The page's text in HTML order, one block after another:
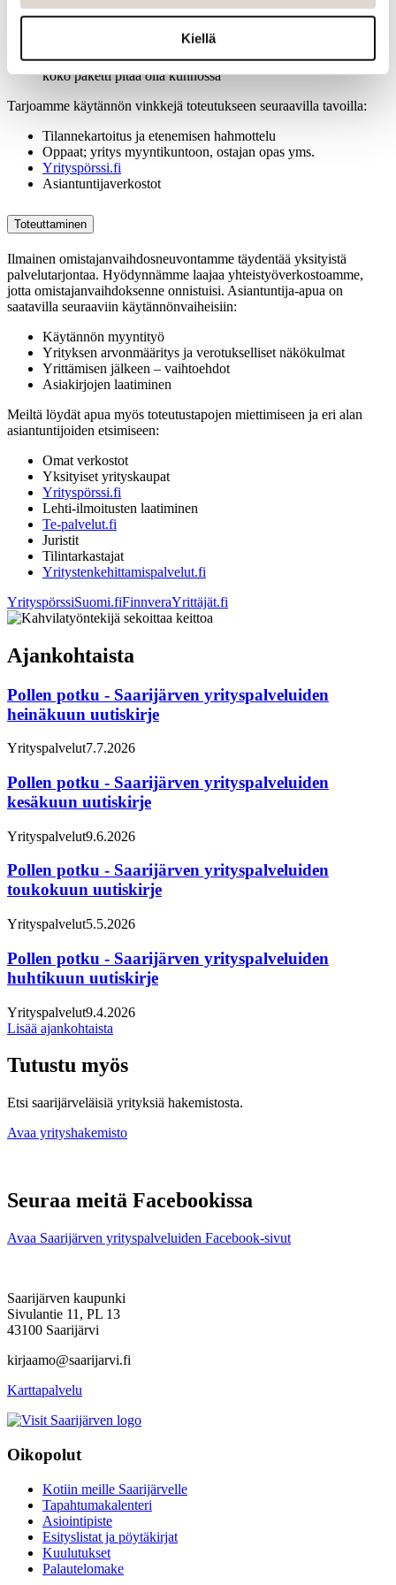
Kiellä
Miten etsitään jatkajaa?
Pitääkö yritystä laittaa myyntikuntoon?
Asiakkaat, tuotteet, henkilöstö, tilat, liikevaihto, tase, yms. =
koko paketti pitää olla kunnossa
Tarjoamme käytännön vinkkejä toteutukseen seuraavilla tavoilla:
Tilannekartoitus ja etenemisen hahmottelu
Oppaat; yritys myyntikuntoon, ostajan opas yms.
Yrityspörssi.fi
Asiantuntijaverkostot
Toteuttaminen
Ilmainen omistajanvaihdosneuvontamme täydentää yksityistä
palvelutarjontaa. Hyödynnämme laajaa yhteistyöverkostoamme,
jotta omistajanvaihdoksenne onnistuisi. Asiantuntija-apua on
saatavilla seuraaviin käytännönvaiheisiin:
Käytännön myyntityö
Yrityksen arvonmääritys ja verotukselliset näkökulmat
Yrittämisen jälkeen – vaihtoehdot
Asiakirjojen laatiminen
Meiltä löydät apua myös toteutustapojen miettimiseen ja eri alan
asiantuntijoiden etsimiseen:
Omat verkostot
Yksityiset yrityskaupat
Yrityspörssi.fi
Lehti-ilmoitusten laatiminen
Te-palvelut.fi
Juristit
Tilintarkastajat
Yritystenkehittamispalvelut.fi
YrityspörssiSuomi.fiFinnveraYrittäjät.fi
Ajankohtaista
Pollen potku - Saarijärven yrityspalveluiden
heinäkuun uutiskirje
Yrityspalvelut7.7.2026
Pollen potku - Saarijärven yrityspalveluiden
kesäkuun uutiskirje
Yrityspalvelut9.6.2026
Pollen potku - Saarijärven yrityspalveluiden
toukokuun uutiskirje
Yrityspalvelut5.5.2026
Pollen potku - Saarijärven yrityspalveluiden
huhtikuun uutiskirje
Yrityspalvelut9.4.2026
Lisää ajankohtaista
Tutustu myös
Etsi saarijärveläisiä yrityksiä hakemistosta.
Avaa yrityshakemisto
Seuraa meitä Facebookissa
Avaa Saarijärven yrityspalveluiden Facebook-sivut
Saarijärven kaupunki
Sivulantie 11, PL 13
43100 Saarijärvi
kirjaamo@saarijarvi.fi
Karttapalvelu
Oikopolut
Kotiin meille Saarijärvelle
Tapahtumakalenteri
Asiointipiste
Esityslistat ja pöytäkirjat
Kuulutukset
Palautelomake